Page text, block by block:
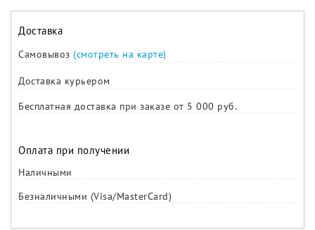
Доставка
Самовывоз (смотреть на карте)
Доставка курьером
Бесплатная доставка при заказе от 5 000 руб.
Оплата при получении
Наличными
Безналичными (Visa/MasterCard)